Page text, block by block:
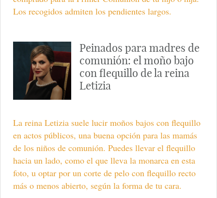
Los recogidos admiten los pendientes largos.
Peinados para madres de
comunión: el moño bajo
con flequillo de la reina
Letizia
La reina Letizia suele lucir moños bajos con flequillo
en actos públicos, una buena opción para las mamás
de los niños de comunión. Puedes llevar el flequillo
hacia un lado, como el que lleva la monarca en esta
foto, u optar por un corte de pelo con flequillo recto
más o menos abierto, según la forma de tu cara.